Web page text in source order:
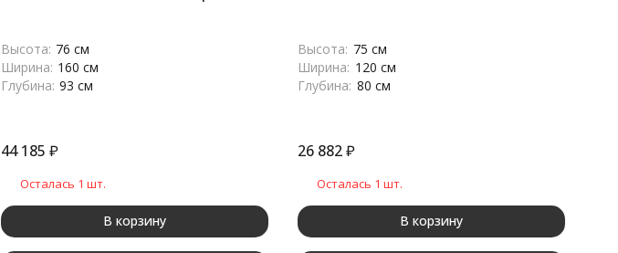
Высота: 76 см
Ширина: 160 см
Глубина: 93 см
44 185 ₽
Осталась 1 шт.
В корзину
Высота: 75 см
Ширина: 120 см
Глубина: 80 см
26 882₽
Осталась 1 шт.
В корзину